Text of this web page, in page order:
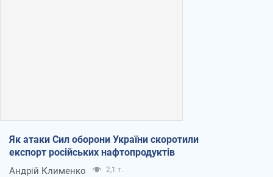
Як атаки Сил оборони України скоротили
експорт російських нафтопродуктів
Андрій Клименко 2,1 т.